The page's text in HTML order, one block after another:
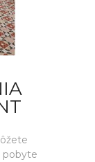
pobyte